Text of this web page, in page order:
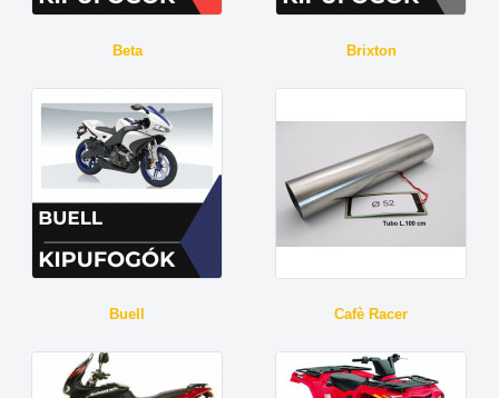
Beta Brixton
Buell Cafè Racer